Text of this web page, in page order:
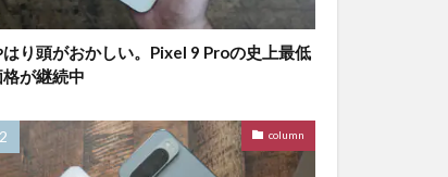
はり頭がおかしい。Pixel 9 Proの史上最低
が継続中
column